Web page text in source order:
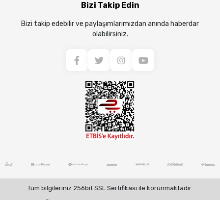
Bizi Takip Edin
Bizi takip edebilir ve paylaşımlarımızdan anında haberdar
olabilirsiniz.
Tüm bilgileriniz 256bit SSL Sertifikası ile korunmaktadır.